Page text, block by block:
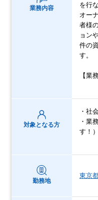
業務内容
を行
オー
者様
ョン
件の
す。
【業
対象となる方
・社
・業
す！）
勤務地
東京